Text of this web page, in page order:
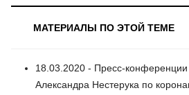
МАТЕРИАЛЫ ПО ЭТОЙ ТЕМЕ
18.03.2020 - Пресс-
Александра Нестерука по